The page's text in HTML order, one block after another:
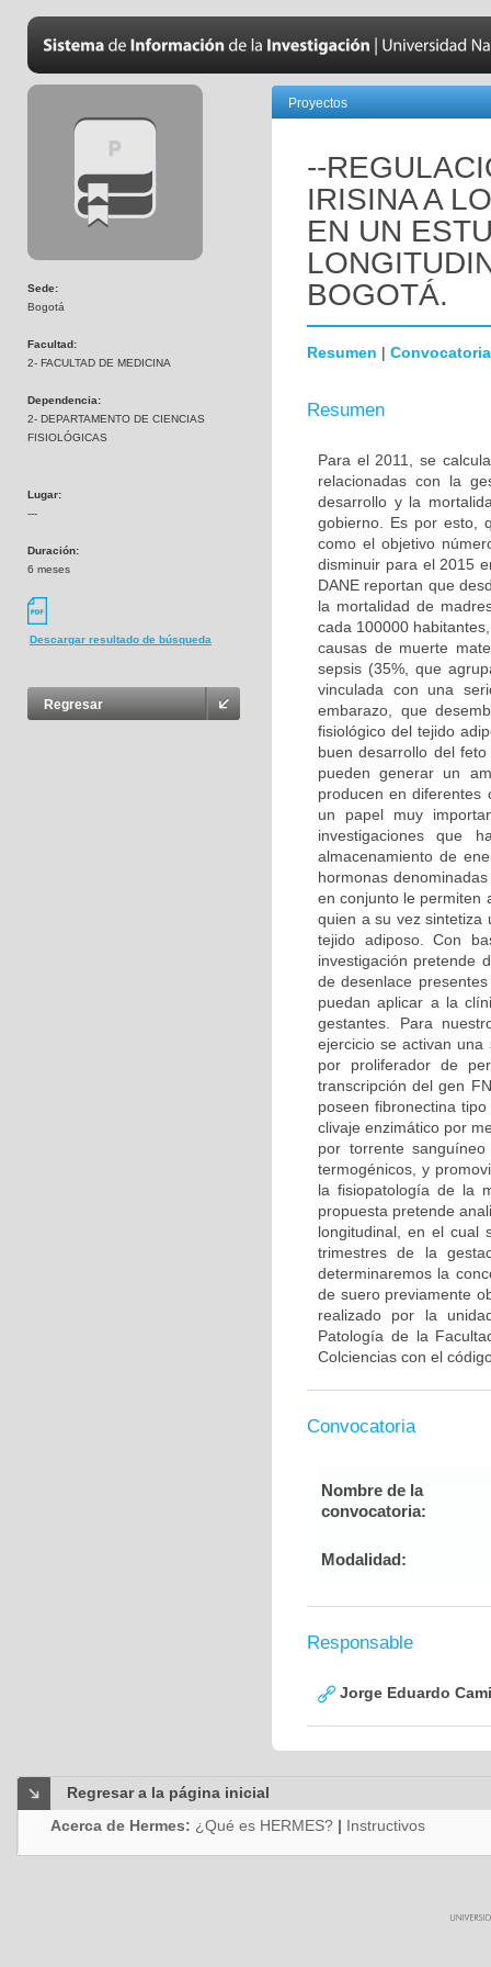
Sede:
Bogotá
Facultad:
2- FACULTAD DE MEDICINA
Dependencia:
2- DEPARTAMENTO DE CIENCIAS
FISIOLÓGICAS
Lugar:
---
Duración:
6 meses
Descargar resultado de búsqueda
Regresar
Proyectos
--
IRISINA A
EN UN
BOGOTÁ.
Resumen | Convocatoria
Resumen
Para el 2011, se
relacionadas con la
desarrollo y la
gobierno. Es por esto,
como el objetivo
disminuir para el 2015
DANE reportan que
la mortalidad de
cada 100000
causas de muerte
sepsis (35%, que
vinculada con una
embarazo, que
fisiológico del tejido
buen desarrollo del
pueden generar un
producen en diferentes
un papel muy
investigaciones que
almacenamiento de
hormonas
en conjunto le permiten
quien a su vez sintetiza
tejido adiposo. Con
investigación pretende
de desenlace
puedan aplicar a la
gestantes. Para
ejercicio se activan
por proliferador de
transcripción del gen
poseen fibronectina
clivaje enzimático por
por torrente
termogénicos, y
la fisiopatología de la
propuesta pretende
longitudinal, en el cual
trimestres de la
determinaremos la
de suero previamente
realizado por la
Patología de la
Colciencias con el
Convocatoria
Nombre de la
convocatoria:
Modalidad:
Responsable
Jorge Eduardo
Regresar a la página inicial
Acerca de Hermes: ¿Qué es HERMES? | Instructivos